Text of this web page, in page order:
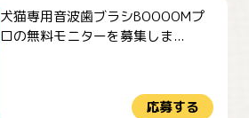
犬猫専用音波歯ブラシBOOOOMプ
ロの無料モニターを募集しま...
応募する